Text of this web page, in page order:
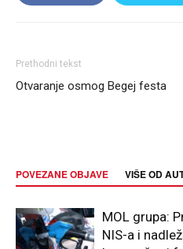
Prethodni tekst
Otvaranje osmog Begej festa
POVEZANE OBJAVE VIŠE OD
MOL grupa:
NIS-a i